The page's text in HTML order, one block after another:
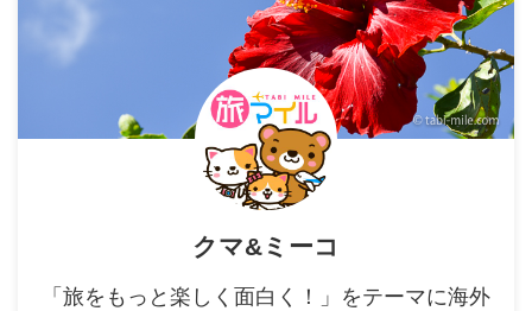
クマ&ミーコ
「旅をもっと楽しく面白く！」をテーマに海外